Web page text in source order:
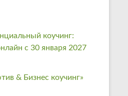
коучинг:
с 30 января 2027
& Бизнес коучинг»